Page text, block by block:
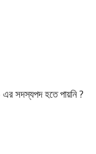
এর সদস্যপদ হতে পায়নি ?